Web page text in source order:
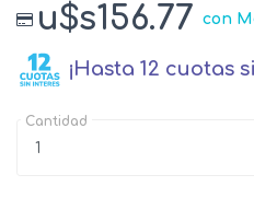
u$s156.77 con
¡Hasta 12 cuotas
Cantidad